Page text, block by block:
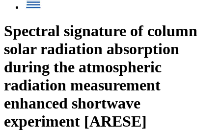
Spectral signature of column
solar radiation absorption
during the atmospheric
radiation measurement
enhanced shortwave
experiment [ARESE]